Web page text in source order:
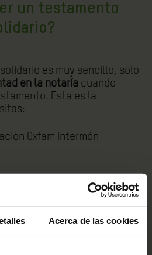
Acerca de las cookies
un testamento
es muy sencillo, solo
en la notaría cuando
Esta es la
Oxfam Intermón
DMOURA4. C/ Treball, 100.